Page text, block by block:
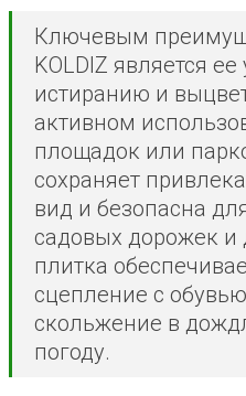
Ключевым
KOLDIZ является ее
истиранию и
активном
площадок или
сохраняет
вид и безопасна
садовых дорожек и
плитка
сцепление с
скольжение в
погоду.